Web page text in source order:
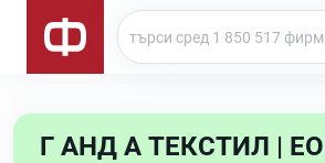
Г АНД А ТЕКСТИЛ |